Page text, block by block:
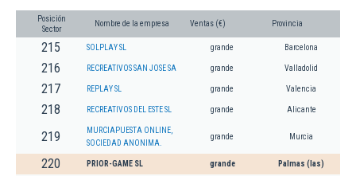
Posición
Sector
Nombre de la empresa Ventas (€) Provincia
215 SOLPLAY SL grande Barcelona
216 RECREATIVOS SAN JOSE SA grande Valladolid
217 REPLAY SL grande Valencia
218 RECREATIVOS DEL ESTE SL grande Alicante
219
MURCIAPUESTA ONLINE,
SOCIEDAD ANONIMA.
grande Murcia
220 PRIOR-GAME SL grande Palmas (las)